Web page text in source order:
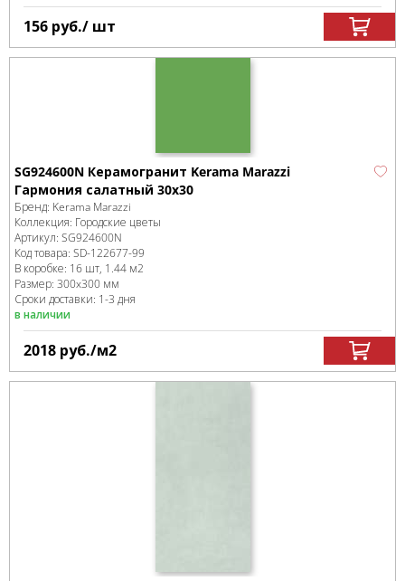
156 руб./ шт
SG924600N Керамогранит Kerama Marazzi
Гармония салатный 30х30
Бренд: Kerama Marazzi
Коллекция: Городские цветы
Артикул: SG924600N
Код товара: SD-122677-99
В коробке: 16 шт, 1.44 м2
Размер: 300x300 мм
Сроки доставки: 1-3 дня
в наличии
2018 руб./м2